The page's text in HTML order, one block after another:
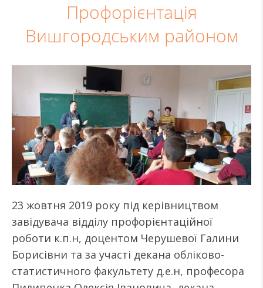
Профорієнтація
Вишгородським районом
23 жовтня 2019 року під керівництвом
завідувача відділу профорієнтаційної
роботи к.п.н, доцентом Черушевої Галини
Борисівни та за участі декана обліково-
статистичного факультету д.е.н, професора